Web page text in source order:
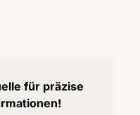
für präzise